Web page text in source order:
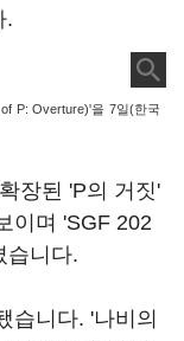
.
P: Overture)'을 7일(한국
장된 'P의 거짓'
이며 'SGF 202
습니다.
습니다. '나비의